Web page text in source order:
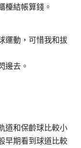
檯結帳算錢。
運動，可惜我和拔
邊去。
道和保齡球比較小
早期看到球道比較